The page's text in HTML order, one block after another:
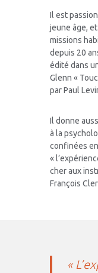
Il est
jeune âge,
missions
depuis 20
édité dans
Glenn «
par Paul
Il donne
à la
confinées
«
cher aux
François
«